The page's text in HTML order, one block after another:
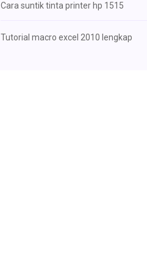
Cara suntik tinta printer hp 1515
Tutorial macro excel 2010 lengkap